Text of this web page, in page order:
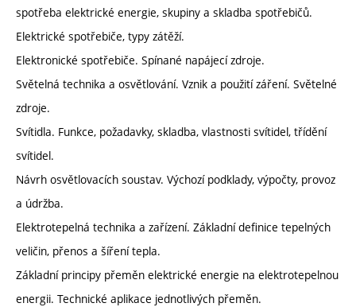
spotřeba elektrické energie, skupiny a skladba spotřebičů.
Elektrické spotřebiče, typy zátěží.
Elektronické spotřebiče. Spínané napájecí zdroje.
Světelná technika a osvětlování. Vznik a použití záření. Světelné
zdroje.
Svítidla. Funkce, požadavky, skladba, vlastnosti svítidel, třídění
svítidel.
Návrh osvětlovacích soustav. Výchozí podklady, výpočty, provoz
a údržba.
Elektrotepelná technika a zařízení. Základní definice tepelných
veličin, přenos a šíření tepla.
Základní principy přeměn elektrické energie na elektrotepelnou
energii. Technické aplikace jednotlivých přeměn.